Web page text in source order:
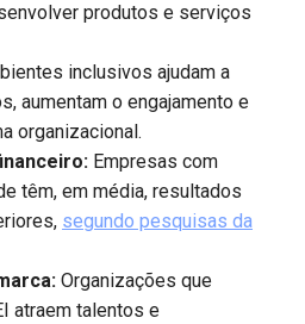
produtos e serviços
inclusivos ajudam a
aumentam o engajamento e
organizacional.
Empresas com
têm, em média, resultados
segundo pesquisas da
Organizações que
atraem talentos e